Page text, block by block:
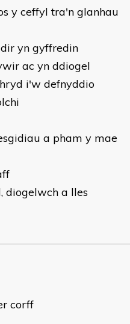
y ceffyl tra'n glanhau
yn gyffredin
ac yn ddiogel
i'w defnyddio
a pham y mae
diogelwch a lles
corff